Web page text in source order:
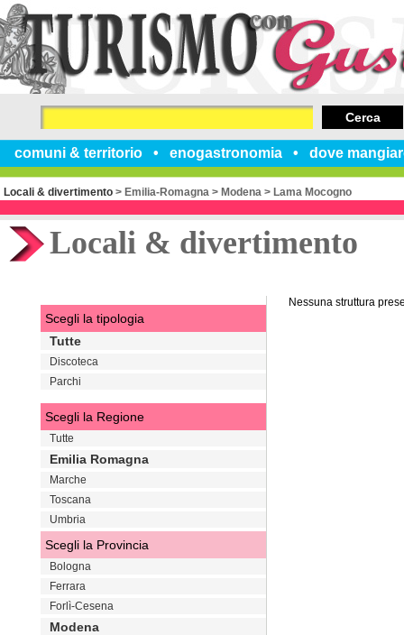
comuni & territorio enogastronomia dove
Cerca
Locali & divertimento > Emilia-Romagna > Modena > Lama Mocogno
Locali & divertimento
Nessuna struttura
Scegli la tipologia
Tutte
Discoteca
Parchi
Scegli la Regione
Tutte
Emilia Romagna
Marche
Toscana
Umbria
Scegli la Provincia
Bologna
Ferrara
Forlì-Cesena
Modena